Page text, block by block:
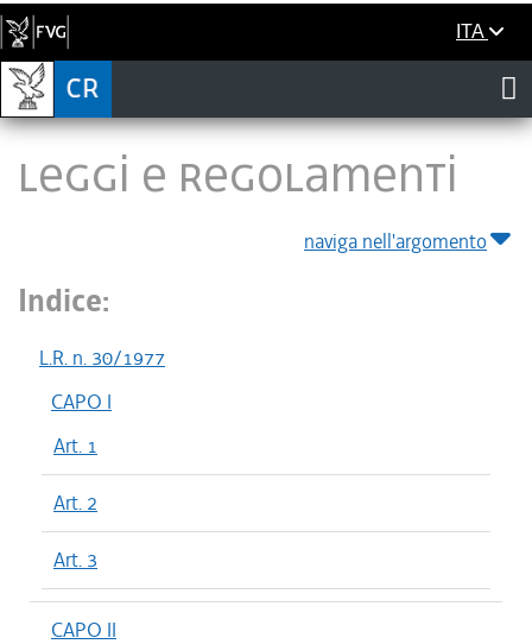
ITA
LEGGI E REGOLAMENTI
naviga nell'argomento
Indice:
L.R. n. 30/1977
CAPO I
Art. 1
Art. 2
Art. 3
CAPO II